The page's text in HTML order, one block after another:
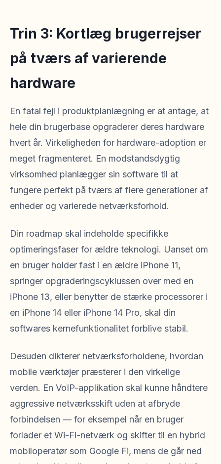
Trin 3: Kortlæg brugerrejser
på tværs af varierende
hardware
En fatal fejl i produktplanlægning er at antage, at
hele din brugerbase opgraderer deres hardware
hvert år. Virkeligheden for hardware-adoption er
meget fragmenteret. En modstandsdygtig
virksomhed planlægger sin software til at
fungere perfekt på tværs af flere generationer af
enheder og varierede netværksforhold.
Din roadmap skal indeholde specifikke
optimeringsfaser for ældre teknologi. Uanset om
en bruger holder fast i en ældre iPhone 11,
springer opgraderingscyklussen over med en
iPhone 13, eller benytter de stærke processorer i
en iPhone 14 eller iPhone 14 Pro, skal din
softwares kernefunktionalitet forblive stabil.
Desuden dikterer netværksforholdene, hvordan
mobile værktøjer præsterer i den virkelige
verden. En VoIP-applikation skal kunne håndtere
aggressive netværksskift uden at afbryde
forbindelsen — for eksempel når en bruger
forlader et Wi-Fi-netværk og skifter til en hybrid
mobiloperatør som Google Fi, mens de går ned